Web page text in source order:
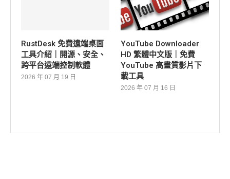
RustDesk 免費遠端桌面
工具介紹｜開源、安全、
跨平台遠端控制軟體
2026 年 07 月 19 日
YouTube Downloader
HD 繁體中文版｜免費
YouTube 高畫質影片下
載工具
2026 年 07 月 16 日